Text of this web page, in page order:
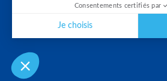
Consentements certifiés par
Je choisis
Notre plateforme vous permet